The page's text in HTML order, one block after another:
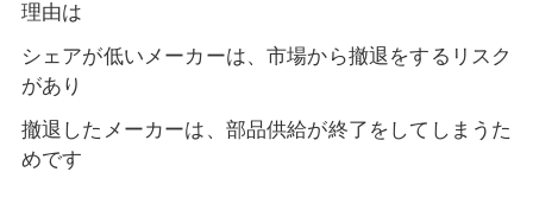
理由は
シェアが低いメーカーは、市場から撤退をするリスク
があり
撤退したメーカーは、部品供給が終了をしてしまうた
めです